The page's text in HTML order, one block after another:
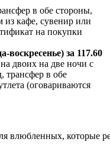
в обе стороны,
из кафе, сувенир или
на покупки
воскресенье) за 117.60
двоих на две ночи с
трансфер в обе
(оговариваются
влюбленных, которые